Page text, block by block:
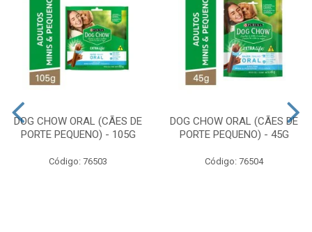
DOG CHOW ORAL (CÃES DE
PORTE PEQUENO) - 105G
Código: 76503
DOG CHOW ORAL (CÃES DE
PORTE PEQUENO) - 45G
Código: 76504